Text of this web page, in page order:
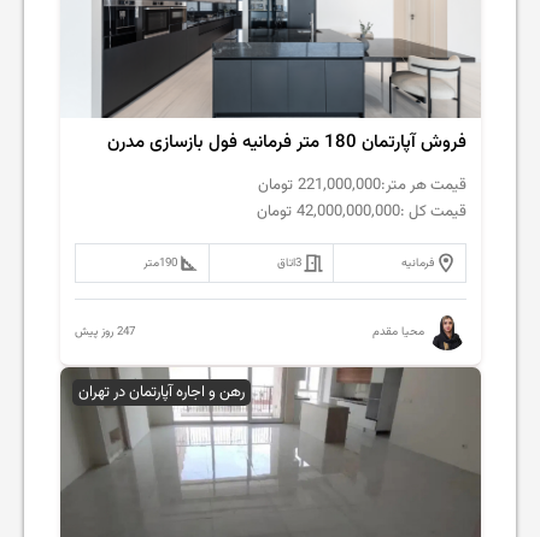
فروش‌ آپارتمان 180 متر فرمانیه فول بازسازی مدرن
قیمت هر متر:221,000,000 تومان
قیمت کل :42,000,000,000 تومان
فرمانیه 3اتاق 190متر
محیا مقدم 247 روز پیش
رهن و اجاره آپارتمان در تهران